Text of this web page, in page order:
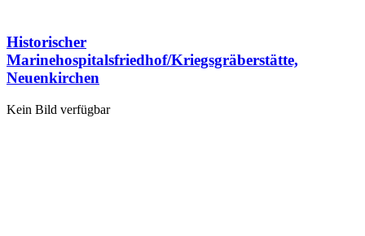
Historischer
Marinehospitalsfriedhof/Kriegsgräberstätte,
Neuenkirchen
Kein Bild verfügbar